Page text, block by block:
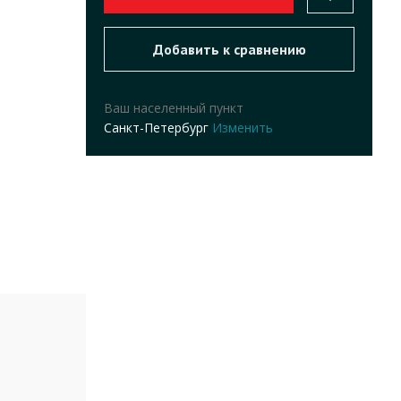
Ваш населенный пункт
Санкт-Петербург Изменить